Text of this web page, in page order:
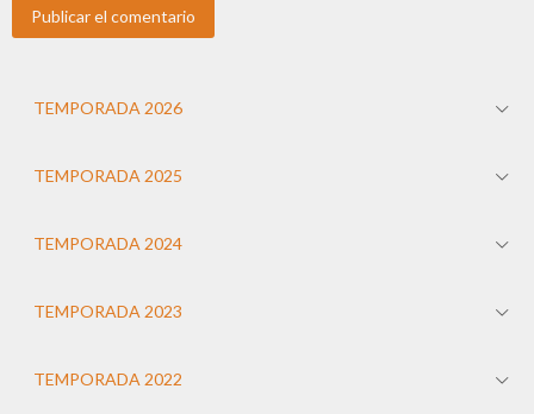
TEMPORADA 2026
TEMPORADA 2025
TEMPORADA 2024
TEMPORADA 2023
TEMPORADA 2022